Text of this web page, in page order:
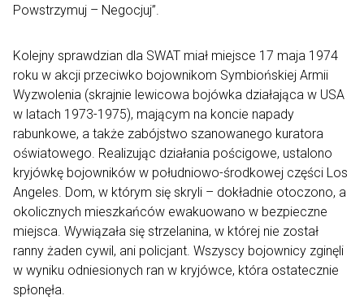
Powstrzymuj – Negocjuj”.
Kolejny sprawdzian dla SWAT miał miejsce 17 maja 1974
roku w akcji przeciwko bojownikom Symbiońskiej Armii
Wyzwolenia (skrajnie lewicowa bojówka działająca w USA
w latach 1973-1975), mającym na koncie napady
rabunkowe, a także zabójstwo szanowanego kuratora
oświatowego. Realizując działania pościgowe, ustalono
kryjówkę bojowników w południowo-środkowej części Los
Angeles. Dom, w którym się skryli – dokładnie otoczono, a
okolicznych mieszkańców ewakuowano w bezpieczne
miejsca. Wywiązała się strzelanina, w której nie został
ranny żaden cywil, ani policjant. Wszyscy bojownicy zginęli
w wyniku odniesionych ran w kryjówce, która ostatecznie
spłonęła.